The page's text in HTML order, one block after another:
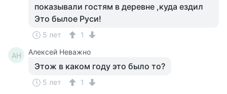
показывали гостям в деревне ,куда ездил
Это былое Руси!
5 лет 1
АН Алексей Неважно
Этож в каком году это было то?
5 лет 1